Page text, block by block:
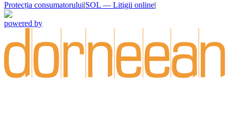
Protecția consumatorului|SOL — Litigii online|
powered by